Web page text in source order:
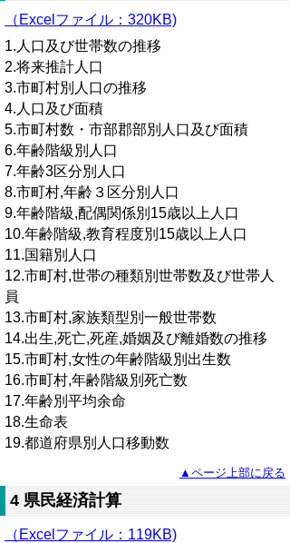
（Excelファイル：320KB)
1.人口及び世帯数の推移
2.将来推計人口
3.市町村別人口の推移
4.人口及び面積
5.市町村数・市部郡部別人口及び面積
6.年齢階級別人口
7.年齢3区分別人口
8.市町村,年齢３区分別人口
9.年齢階級,配偶関係別15歳以上人口
10.年齢階級,教育程度別15歳以上人口
11.国籍別人口
12.市町村,世帯の種類別世帯数及び世帯人
員
13.市町村,家族類型別一般世帯数
14.出生,死亡,死産,婚姻及び離婚数の推移
15.市町村,女性の年齢階級別出生数
16.市町村,年齢階級別死亡数
17.年齢別平均余命
18.生命表
19.都道府県別人口移動数
▲ページ上部に戻る
4 県民経済計算
（Excelファイル：119KB)